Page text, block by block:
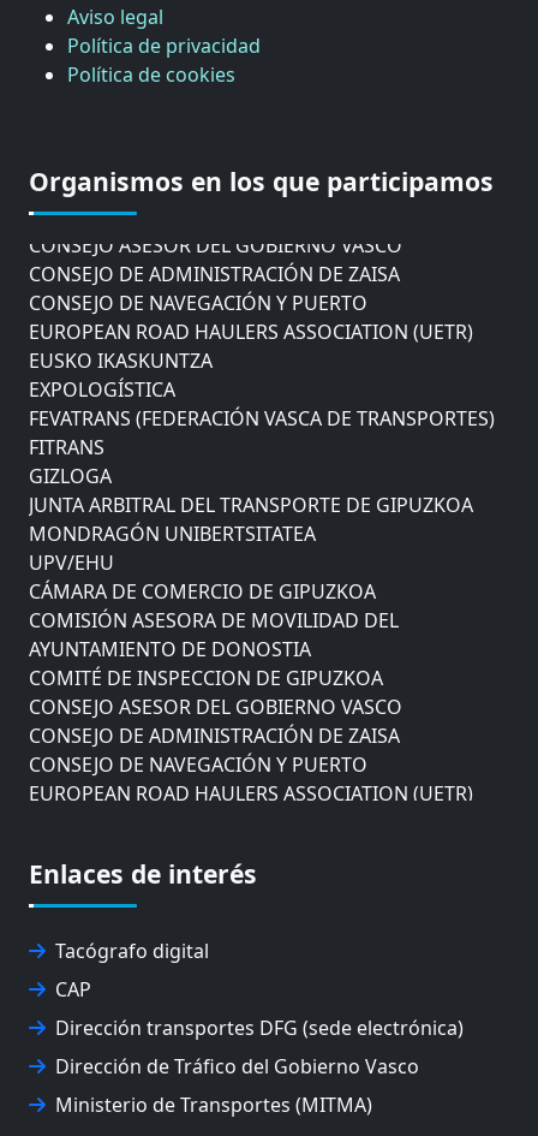
Aviso legal
Política de privacidad
Política de cookies
Organismos en los que participamos
AYUNTAMIENTO DE DONOSTIA
COMITÉ DE INSPECCION DE GIPUZKOA
CONSEJO DE ADMINISTRACIÓN DE ZAISA
CONSEJO DE NAVEGACIÓN Y PUERTO
EUROPEAN ROAD HAULERS ASSOCIATION (UETR)
EUSKO IKASKUNTZA
EXPOLOGÍSTICA
FEVATRANS (FEDERACIÓN VASCA DE TRANSPORTES)
FITRANS
GIZLOGA
JUNTA ARBITRAL DEL TRANSPORTE DE GIPUZKOA
MONDRAGÓN UNIBERTSITATEA
UPV/EHU
CÁMARA DE COMERCIO DE GIPUZKOA
COMISIÓN ASESORA DE MOVILIDAD DEL
AYUNTAMIENTO DE DONOSTIA
COMITÉ DE INSPECCION DE GIPUZKOA
CONSEJO ASESOR DEL GOBIERNO VASCO
CONSEJO DE ADMINISTRACIÓN DE ZAISA
CONSEJO DE NAVEGACIÓN Y PUERTO
EUROPEAN ROAD HAULERS ASSOCIATION (UETR)
FEVATRANS (FEDERACIÓN VASCA DE TRANSPORTES)
FITRANS
JUNTA ARBITRAL DEL TRANSPORTE DE GIPUZKOA
MONDRAGÓN UNIBERTSITATEA
UPV/EHU
Enlaces de interés
Tacógrafo digital
CAP
Dirección transportes DFG (sede electrónica)
Dirección de Tráfico del Gobierno Vasco
Ministerio de Transportes (MITMA)